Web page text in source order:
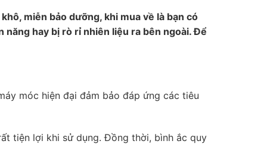
miễn bảo dưỡng, khi mua về là bạn có
năng hay bị rò rỉ nhiên liệu ra bên ngoài. Để
móc hiện đại đảm bảo đáp ứng các tiêu
tiện lợi khi sử dụng. Đồng thời, bình ắc quy